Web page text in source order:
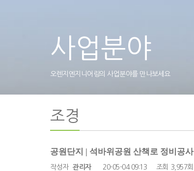
사업분야
오렌지엔지니어링의 사업분야를 만나보세요
조경
공원단지 | 석바위공원 산책로 정비공사
작성자 관리자 20-05-04 09:13 조회 3,957회